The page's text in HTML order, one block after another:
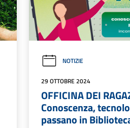
NOTIZIE
29 OTTOBRE 2024
OFFICINA DEI
Conoscenza,
passano in